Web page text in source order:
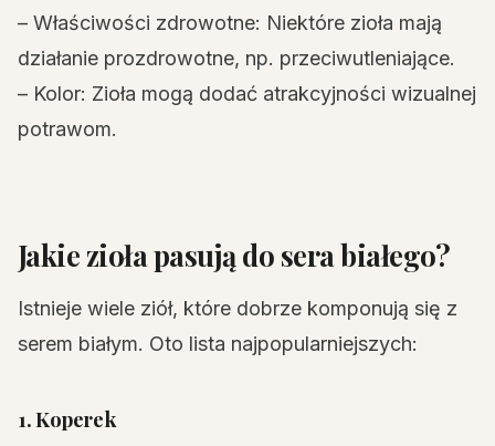
– Właściwości zdrowotne: Niektóre zioła mają
działanie prozdrowotne, np. przeciwutleniające.
– Kolor: Zioła mogą dodać atrakcyjności wizualnej
potrawom.
Jakie zioła pasują do sera białego?
Istnieje wiele ziół, które dobrze komponują się z
serem białym. Oto lista najpopularniejszych:
1. Koperek